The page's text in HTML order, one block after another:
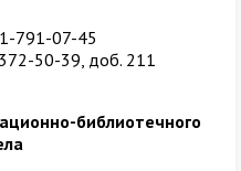
791-07-45
50-39, доб. 211
библиотечного